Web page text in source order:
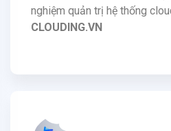
nghiệm quản trị hệ thống
CLOUDING.VN